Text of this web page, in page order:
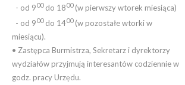
- od 900do 1800(w pierwszy wtorek miesiąca)
- od 900do 1400(w pozostałe wtorki w
miesiącu).
• Zastępca Burmistrza, Sekretarz i dyrektorzy
wydziałów przyjmują interesantów codziennie w
godz. pracy Urzędu.